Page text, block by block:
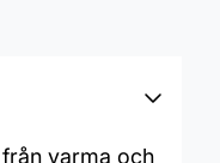
varma och